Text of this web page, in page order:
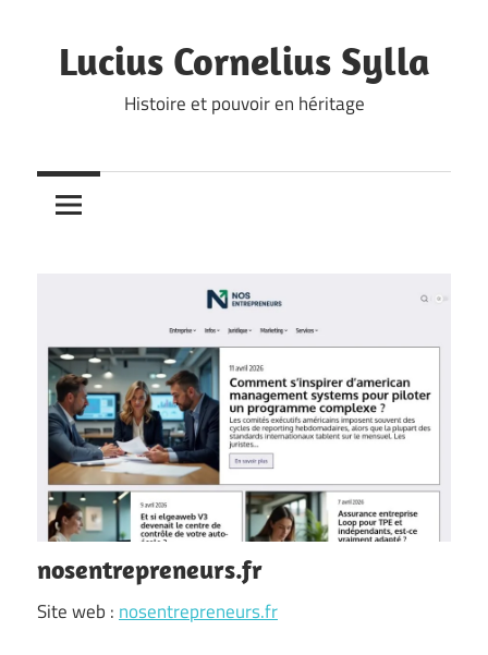
content
Lucius Cornelius Sylla
Histoire et pouvoir en héritage
nosentrepreneurs.fr
Site web : nosentrepreneurs.fr